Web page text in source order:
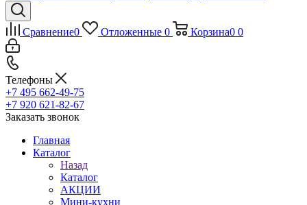
Сравнение0 Отложенные 0 Корзина0 0
Телефоны
+7 495 662-49-75
+7 920 621-82-67
Заказать звонок
Главная
Каталог
Назад
Каталог
АКЦИИ
Мини-кухни